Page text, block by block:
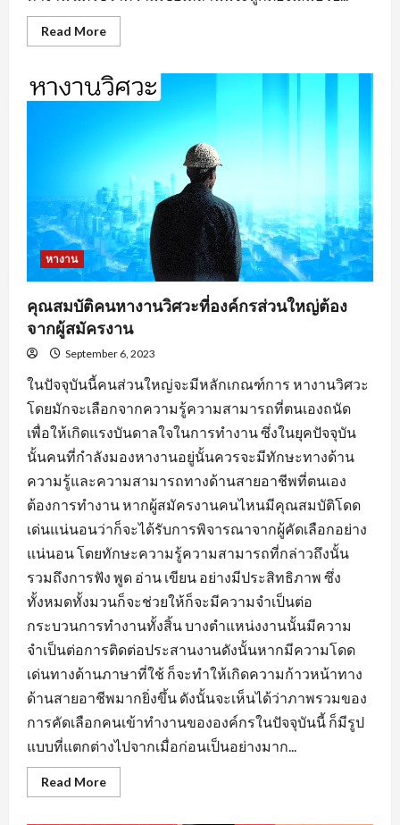
Read MoreRead
more
งาน
อยุธยา
ตาม
หางาน
คุณสมบัติคนหางานวิศวะที่องค์กรส่วนใหญ่ต้อง
จากผู้สมัครงาน
September 6, 2023
ในปัจจุบันนี้คนส่วนใหญ่จะมีหลักเกณฑ์การ หางานวิศวะ
โดยมักจะเลือกจากความรู้ความสามารถที่ตนเองถนัด
เพื่อให้เกิดแรงบันดาลใจในการทำงาน ซึ่งในยุคปัจจุบัน
นั้นคนที่กำลังมองหางานอยู่นั้นควรจะมีทักษะทางด้าน
ความรู้และความสามารถทางด้านสายอาชีพที่ตนเอง
ต้องการทำงาน หากผู้สมัครงานคนไหนมีคุณสมบัติโดด
เด่นแน่นอนว่าก็จะได้รับการพิจารณาจากผู้คัดเลือกอย่าง
แน่นอน โดยทักษะความรู้ความสามารถที่กล่าวถึงนั้น
รวมถึงการฟัง พูด อ่าน เขียน อย่างมีประสิทธิภาพ ซึ่ง
ทั้งหมดทั้งมวนก็จะช่วยให้ก็จะมีความจำเป็นต่อ
กระบวนการทำงานทั้งสิ้น บางตำแหน่งงานนั้นมีความ
จำเป็นต่อการติดต่อประสานงานดังนั้นหากมีความโดด
เด่นทางด้านภาษาที่ใช้ ก็จะทำให้เกิดความก้าวหน้าทาง
ด้านสายอาชีพมากยิ่งขึ้น ดังนั้นจะเห็นได้ว่าภาพรวมของ
การคัดเลือกคนเข้าทำงานขององค์กรในปัจจุบันนี้ ก็มีรูป
แบบที่แตกต่างไปจากเมื่อก่อนเป็นอย่างมาก...
Read MoreRead
more